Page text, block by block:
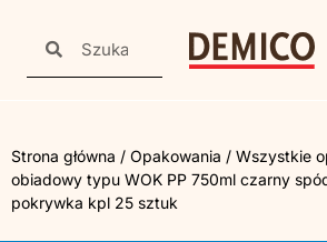
Strona główna / Opakowania / Wszystkie
obiadowy typu WOK PP 750ml czarny
pokrywka kpl 25 sztuk